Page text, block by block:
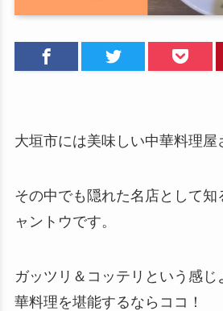
大垣市には美味しい中華料理屋
その中でも隠れた名店として知
ャントウです。
ガッツリ＆コッテリという感じ
華料理を堪能するならココ！